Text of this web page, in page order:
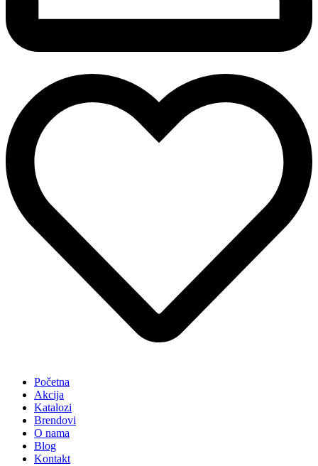
Početna
Akcija
Katalozi
Brendovi
O nama
Blog
Kontakt